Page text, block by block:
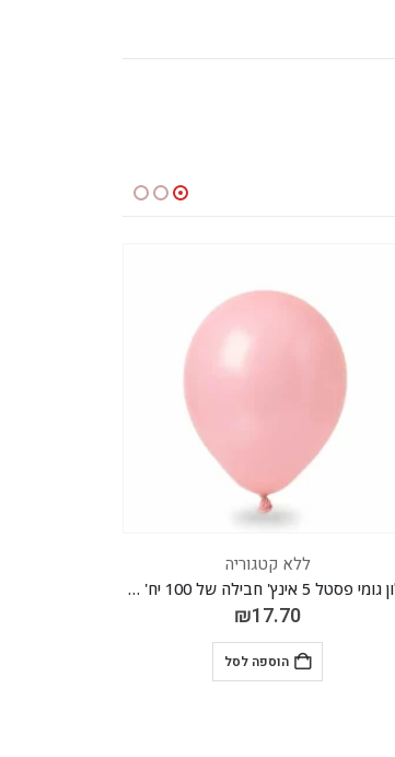
ללא קטגוריה
בלון גומי רטרו 5 אינץ' חבילה של 100 יח' WARM PINK 033
₪17.70
הוספה לסל